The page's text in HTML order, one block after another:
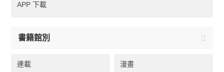
APP 下載
書籍館別
連載 漫畫